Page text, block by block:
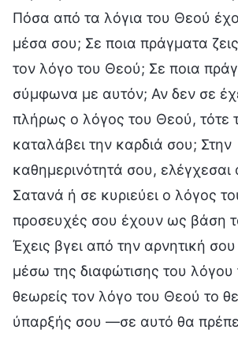
Πόσα από τα λόγια του Θεού
μέσα σου; Σε ποια πράγματα
τον λόγο του Θεού; Σε ποια
σύμφωνα με αυτόν; Αν δεν σε
πλήρως ο λόγος του Θεού, τότε
καταλάβει την καρδιά σου; Στην
καθημερινότητά σου, ελέγχεσαι
Σατανά ή σε κυριεύει ο λόγος
προσευχές σου έχουν ως βάση
Έχεις βγει από την αρνητική
μέσω της διαφώτισης του
θεωρείς τον λόγο του Θεού το
ύπαρξής σου —σε αυτό θα